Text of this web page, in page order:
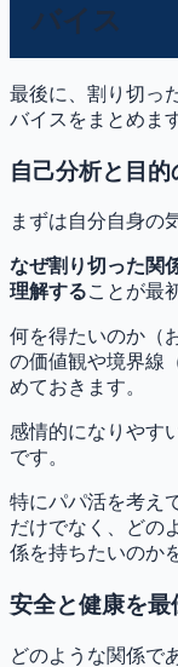
バイス
最後に、割り切っ
バイスをまとめま
自己分析と目的
まずは自分自身の
なぜ割り切った関
理解することが最
何を得たいのか（
の価値観や境界線
めておきます。
感情的になりやす
です。
特にパパ活を考え
だけでなく、どの
係を持ちたいのか
安全と健康を最
どのような関係で